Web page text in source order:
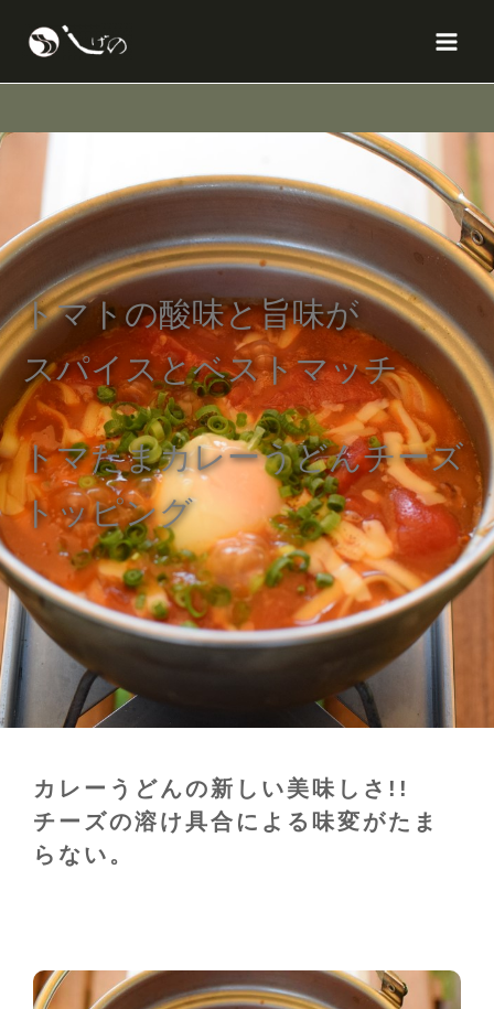
キ
トマトの酸味と旨味が
スパイスとベストマッチ
トマたまカレーうどんチーズ
トッピング
カレーうどんの新しい美味しさ!!
チーズの溶け具合による味変がたま
らない。